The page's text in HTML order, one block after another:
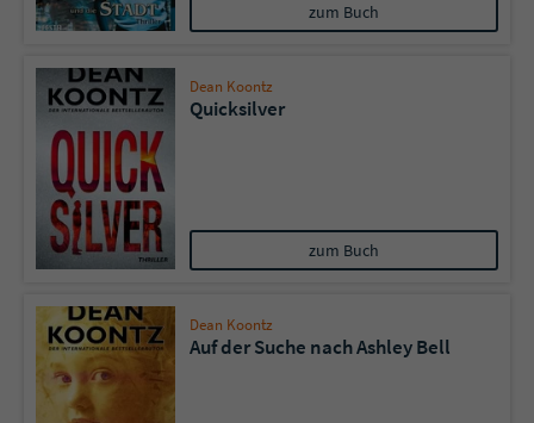
zum Buch
Dean Koontz
Quicksilver
zum Buch
Dean Koontz
Auf der Suche nach Ashley Bell